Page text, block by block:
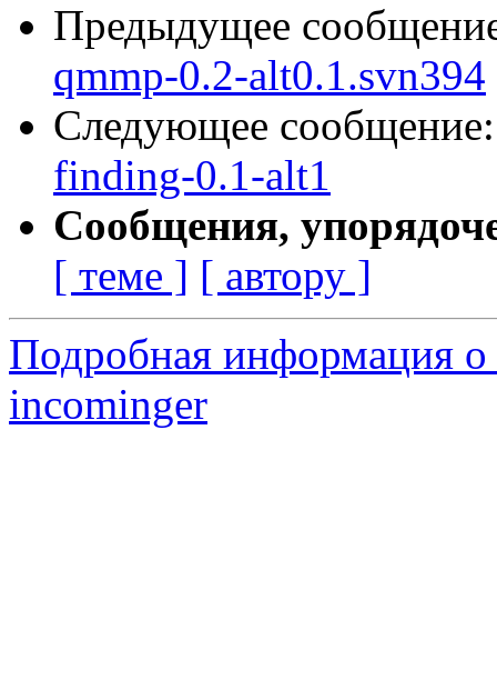
Предыдущее
qmmp-0.2-alt0.1.svn394
Следующее
finding-0.1-alt1
Сообщения,
[ теме ] [ автору ]
Подробная информация о
incominger